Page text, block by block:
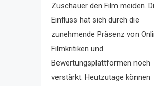
Zuschauer den Film meiden.
Einfluss hat sich durch die
zunehmende Präsenz von
Filmkritiken und
Bewertungsplattformen noch
verstärkt. Heutzutage können